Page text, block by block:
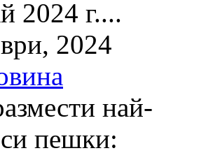
2024 г....
2024